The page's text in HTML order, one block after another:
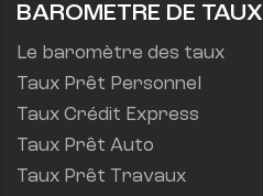
BAROMETRE DE TAUX
Le baromètre des taux
Taux Prêt Personnel
Taux Crédit Express
Taux Prêt Auto
Taux Prêt Travaux